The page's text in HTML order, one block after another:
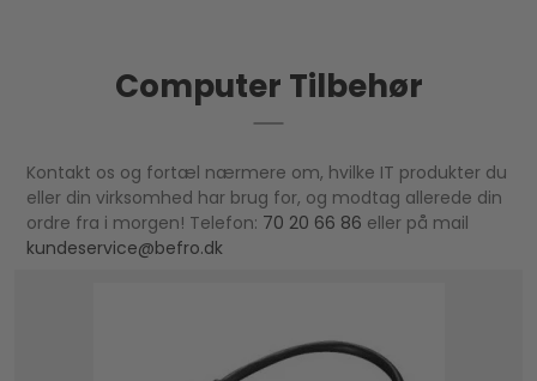
Computer Tilbehør
Kontakt os og fortæl nærmere om, hvilke IT produkter du
eller din virksomhed har brug for, og modtag allerede din
ordre fra i morgen! Telefon: 70 20 66 86 eller på mail
kundeservice@befro.dk